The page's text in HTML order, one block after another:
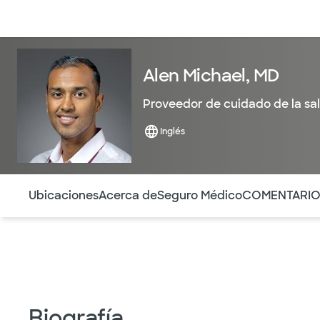
Alen Michael, MD
Proveedor de cuidado de la
Inglés
UbicacionesAcerca deSeguro Médico